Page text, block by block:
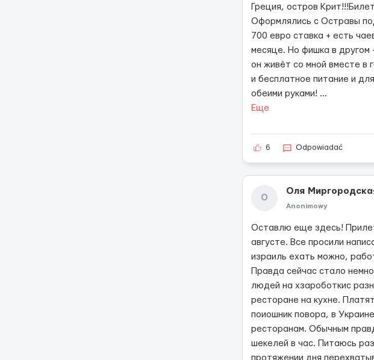
Греция, остров
Оформлялись с Остравы
700 евро ставка + есть
месяце. Но фишка в другом
он живёт со мной вместе в
и бесплатное питание и
обеими руками! ...
Еще
6 Odpowiadać
О
Оля
Anonimowy
Оставлю еще здесь!
августе. Все просили
израиль ехать можно,
Правда сейчас стало
людей на хзароботкис
ресторане на кухне.
поиошник повора, в
ресторанам. Обычным
шекелей в час. Питаюсь
протяжении дня